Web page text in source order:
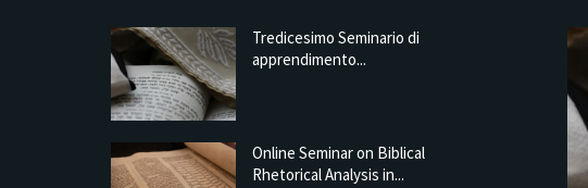
Tredicesimo Seminario di
apprendimento...
Online Seminar on Biblical
Rhetorical Analysis in...